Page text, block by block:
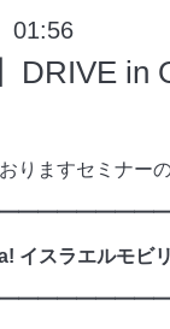
01:56
DRIVE
りますセミナー
イスラエルモビ